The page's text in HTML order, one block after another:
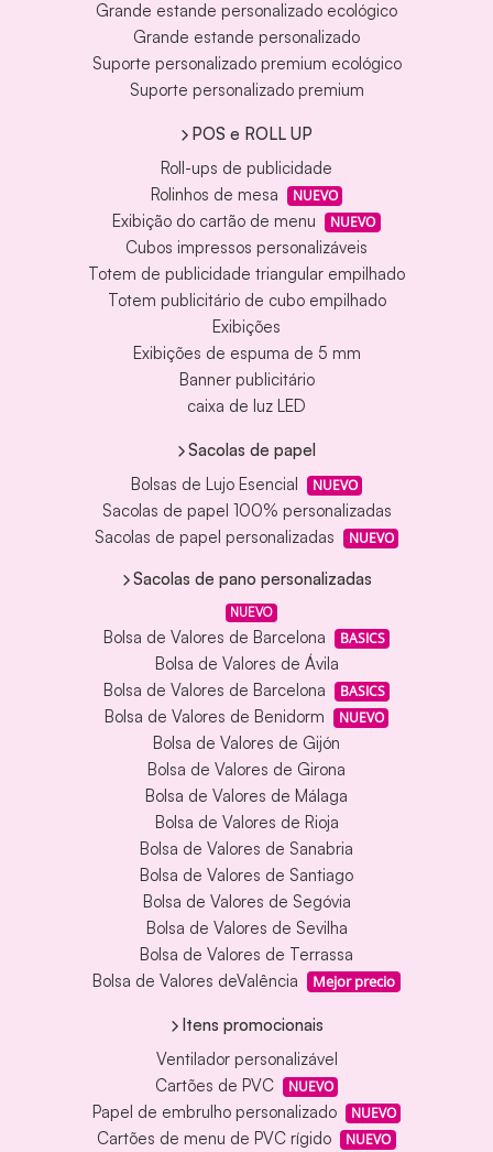
Grande estande personalizado ecológico
Grande estande personalizado
Suporte personalizado premium ecológico
Suporte personalizado premium
POS e ROLL UP
Roll-ups de publicidade
Rolinhos de mesa
NUEVO
Exibição do cartão de menu NUEVO
Cubos impressos personalizáveis
Totem de publicidade triangular empilhado
Totem publicitário de cubo empilhado
Exibições
Exibições de espuma de 5 mm
Banner publicitário
caixa de luz LED
Sacolas de papel
Bolsas de Lujo Esencial
NUEVO
Sacolas de papel 100% personalizadas
Sacolas de papel personalizadas
NUEVO
Sacolas de pano personalizadas
NUEVO
Bolsa de Valores de Barcelona BASICS
Bolsa de Valores de Ávila
Bolsa de Valores de Barcelona
BASICS
Bolsa de Valores de Benidorm NUEVO
Bolsa de Valores de Gijón
Bolsa de Valores de Girona
Bolsa de Valores de Málaga
Bolsa de Valores de Rioja
Bolsa de Valores de Sanabria
Bolsa de Valores de Santiago
Bolsa de Valores de Segóvia
Bolsa de Valores de Sevilha
Bolsa de Valores de Terrassa
Bolsa de Valores deValência
Mejor precio
Itens promocionais
Ventilador personalizável
Cartões de PVC
NUEVO
Papel de embrulho personalizado NUEVO
Cartões de menu de PVC rígido NUEVO